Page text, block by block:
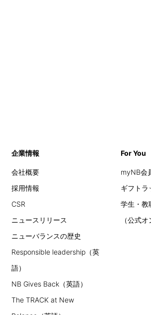
企業情報
会社概要
採用情報
CSR
ニュースリリース
ニューバランスの歴史
Responsible leadership（英
語）
NB Gives Back（英語）
The TRACK at New
For You
myNB会
ギフトラ
学生・教
（公式